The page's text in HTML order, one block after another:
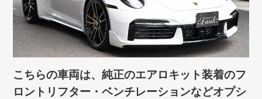
こちらの車両は、純正のエアロキット装着のフ
ロントリフター・ベンチレーションなどオプシ